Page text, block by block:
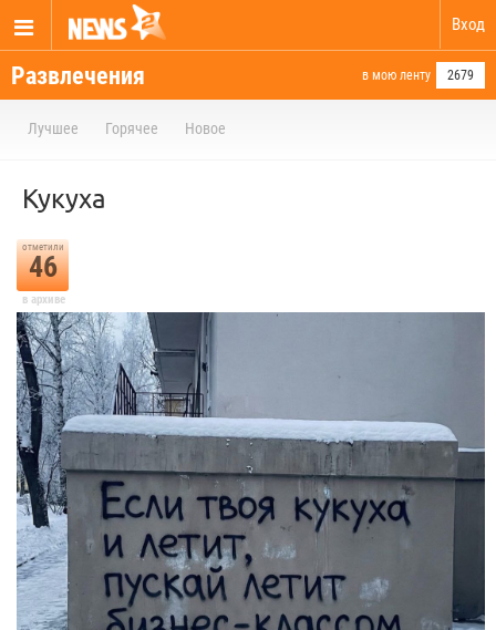
Вход
Развлечения в мою ленту 2679
Лучшее Горячее Новое
Кукуха
отметили
46
в архиве